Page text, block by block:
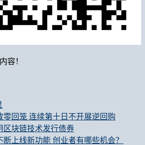
容！
零回笼 连续第十日不开展逆回购
区块链技术发行债券
上线新功能 创业者有哪些机会？